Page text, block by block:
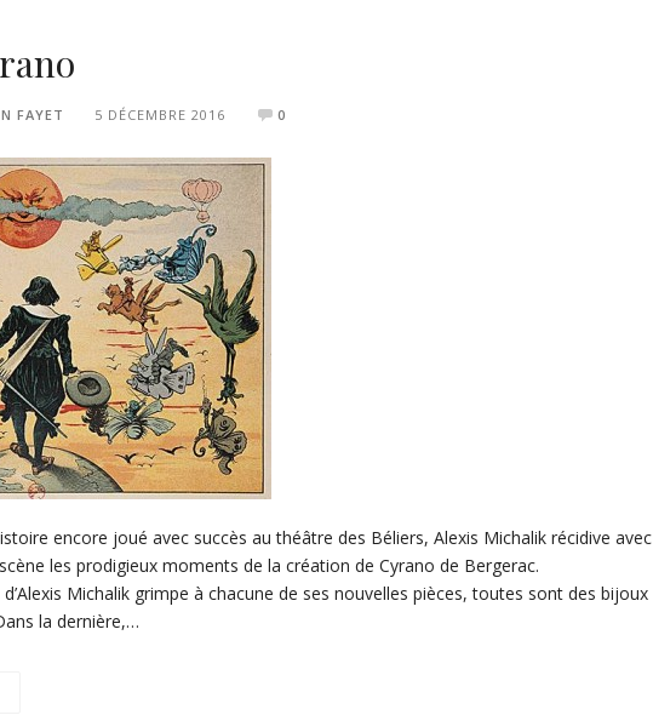
FAYET 5 DÉCEMBRE 2016 0
encore joué avec succès au théâtre des Béliers, Alexis Michalik récidive avec
les prodigieux moments de la création de Cyrano de Bergerac.
Michalik grimpe à chacune de ses nouvelles pièces, toutes sont des bijoux
la dernière,…